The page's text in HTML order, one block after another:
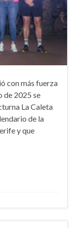
con más fuerza
de 2025 se
La Caleta
de la
y que